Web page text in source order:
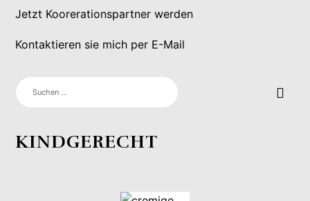
Jetzt Koorerationspartner werden
Kontaktieren sie mich per E-Mail
SUCHEN
NACH:
KINDGERECHT